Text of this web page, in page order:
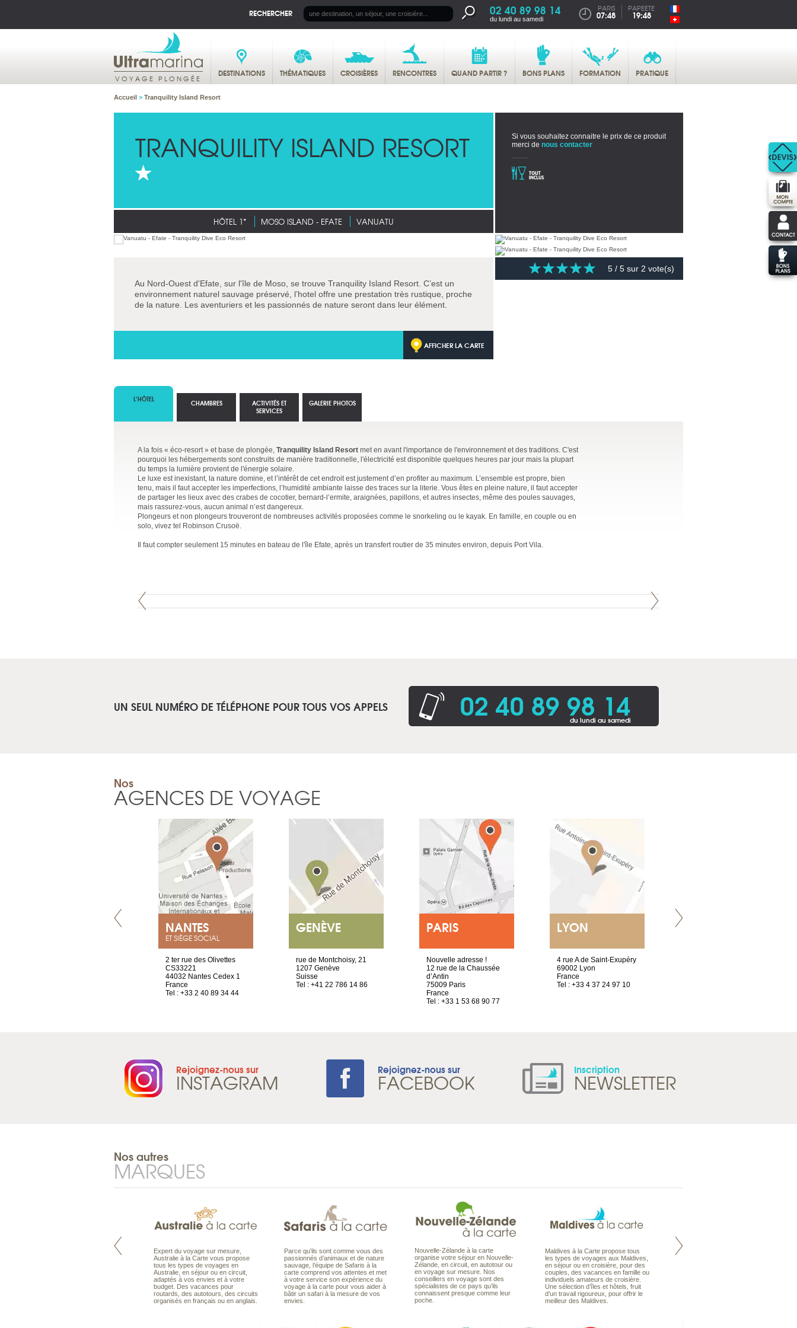
RECHERCHER 02 40 89 98 14
du lundi au samedi
PARIS
07:48
PAPEETE
19:48
VOYAGE PLONGÉE DESTINATIONS THÉMATIQUES CROISIÈRES RENCONTRES QUAND PARTIR ? BONS PLANS FORMATION PRATIQUE
Accueil > Tranquility Island Resort
TRANQUILITY ISLAND RESORT
HÔTEL 1* MOSO ISLAND - EFATE VANUATU
Si vous souhaitez connaitre le prix de ce produit
merci de nous contacter
Au Nord-Ouest d'Efate, sur l'île de Moso, se trouve Tranquility Island Resort. C’est un
environnement naturel sauvage préservé, l’hotel offre une prestation très rustique, proche
de la nature. Les aventuriers et les passionnés de nature seront dans leur élément.
AFFICHER LA CARTE
5 / 5 sur 2 vote(s)
L’HÔTEL
A la fois « éco-resort » et base de plongée, Tranquility Island Resort met en avant l'importance de l'environnement et des traditions. C'est
pourquoi les hébergements sont construits de manière traditionnelle, l'électricité est disponible quelques heures par jour mais la plupart
du temps la lumière provient de l'énergie solaire.
Le luxe est inexistant, la nature domine, et l’intérêt de cet endroit est justement d’en profiter au maximum. L’ensemble est propre, bien
tenu, mais il faut accepter les imperfections, l’humidité ambiante laisse des traces sur la literie. Vous êtes en pleine nature, il faut accepter
de partager les lieux avec des crabes de cocotier, bernard-l’ermite, araignées, papillons, et autres insectes, même des poules sauvages,
mais rassurez-vous, aucun animal n’est dangereux.
Plongeurs et non plongeurs trouveront de nombreuses activités proposées comme le snorkeling ou le kayak. En famille, en couple ou en
solo, vivez tel Robinson Crusoë.
Il faut compter seulement 15 minutes en bateau de l'île Efate, après un transfert routier de 35 minutes environ, depuis Port Vila.
CHAMBRES
ACTIVITÉS ET
SERVICES
GALERIE PHOTOS
UN SEUL NUMÉRO DE TÉLÉPHONE POUR TOUS VOS APPELS 02 40 89 98 14
du lundi au samedi
Nos
AGENCES DE VOYAGE
NANTES
ET SIÈGE SOCIAL
2 ter rue des Olivettes
CS33221
44032 Nantes Cedex 1
France
Tel : +33 2 40 89 34 44
GENÈVE
rue de Montchoisy, 21
1207 Genève
Suisse
Tel : +41 22 786 14 86
PARIS
Nouvelle adresse !
12 rue de la Chaussée
d’Antin
75009 Paris
France
Tel : +33 1 53 68 90 77
LYON
4 rue A de Saint-Exupéry
69002 Lyon
France
Tel : +33 4 37 24 97 10
Rejoignez-nous sur
INSTAGRAM Rejoignez-nous sur
FACEBOOK Inscription
NEWSLETTER
Nos autres
MARQUES
Pacifique à la carte est le spécialiste
Expert du voyage sur mesure,
Australie à la Carte vous propose
tous les types de voyages en
Australie, en séjour ou en circuit,
adaptés à vos envies et à votre
budget. Des vacances pour
routards, des autotours, des circuits
organisés en français ou en anglais.
Parce qu’ils sont comme vous des
passionnés d’animaux et de nature
sauvage, l’équipe de Safaris à la
carte comprend vos attentes et met
à votre service son expérience du
voyage à la carte pour vous aider à
bâtir un safari à la mesure de vos
envies.
Nouvelle-Zélande à la carte
organise votre séjour en Nouvelle-
Zélande, en circuit, en autotour ou
en voyage sur mesure. Nos
conseillers en voyage sont des
spécialistes de ce pays qu’ils
connaissent presque comme leur
poche.
Maldives à la Carte propose tous
les types de voyages aux Maldives,
en séjour ou en croisière, pour des
couples, des vacances en famille ou
individuels amateurs de croisière.
Une sélection d’îles et hôtels, fruit
d’un travail rigoureux, pour offrir le
meilleur des Maldives.
Notre site Odyssee est un portail